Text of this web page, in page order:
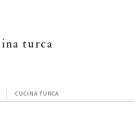
turca
CUCINA TURCA